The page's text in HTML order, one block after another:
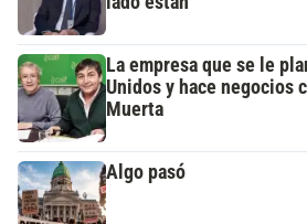
La empresa que se le
Unidos y hace negocios
Muerta
Algo pasó